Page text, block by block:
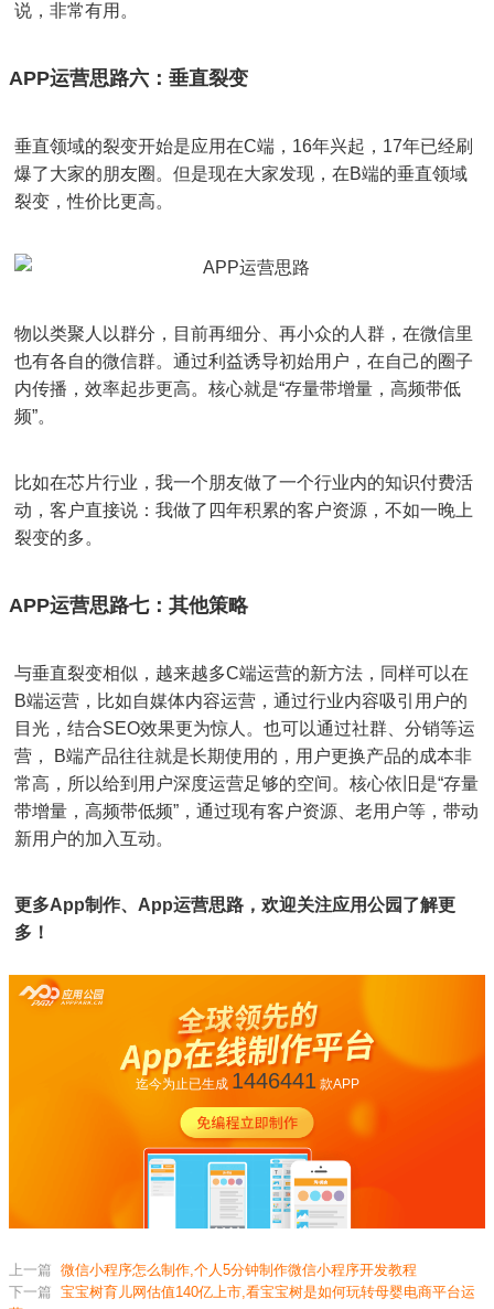
说，非常有用。
APP运营思路六：垂直裂变
垂直领域的裂变开始是应用在C端，16年兴起，17年已经刷
爆了大家的朋友圈。但是现在大家发现，在B端的垂直领域
裂变，性价比更高。
物以类聚人以群分，目前再细分、再小众的人群，在微信里
也有各自的微信群。通过利益诱导初始用户，在自己的圈子
内传播，效率起步更高。核心就是“存量带增量，高频带低
频”。
比如在芯片行业，我一个朋友做了一个行业内的知识付费活
动，客户直接说：我做了四年积累的客户资源，不如一晚上
裂变的多。
APP运营思路七：其他策略
与垂直裂变相似，越来越多C端运营的新方法，同样可以在
B端运营，比如自媒体内容运营，通过行业内容吸引用户的
目光，结合SEO效果更为惊人。也可以通过社群、分销等运
营， B端产品往往就是长期使用的，用户更换产品的成本非
常高，所以给到用户深度运营足够的空间。核心依旧是“存量
带增量，高频带低频”，通过现有客户资源、老用户等，带动
新用户的加入互动。
更多App制作、App运营思路，欢迎关注应用公园了解更
多！
迄今为止已生成 1446441款APP
上一篇 微信小程序怎么制作,个人5分钟制作微信小程序开发教程
下一篇 宝宝树育儿网估值140亿上市,看宝宝树是如何玩转母婴电商平台运